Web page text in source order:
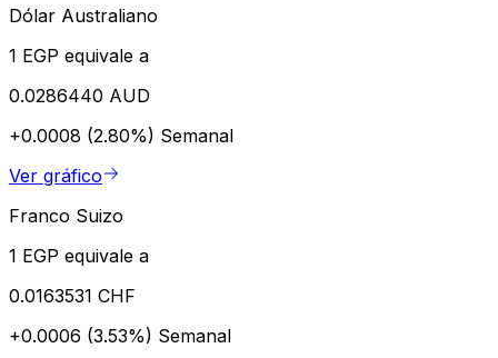
Dólar Australiano
1 EGP equivale a
0.0286440 AUD
+0.0008 (2.80%) Semanal
Ver gráfico
Franco Suizo
1 EGP equivale a
0.0163531 CHF
+0.0006 (3.53%) Semanal